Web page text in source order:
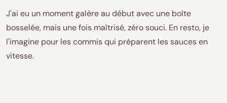
J'ai eu un moment galère au début avec une boîte
bosselée, mais une fois maîtrisé, zéro souci. En resto, je
l'imagine pour les commis qui préparent les sauces en
vitesse.